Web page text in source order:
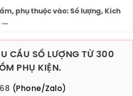
phụ thuộc vào: Số lượng, Kích
CẦU SỐ LƯỢNG TỪ 300
PHỤ KIỆN.
(Phone/Zalo)